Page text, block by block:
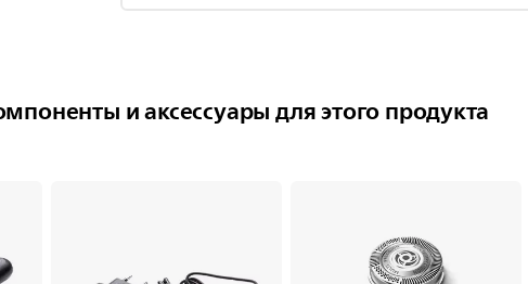
и аксессуары для этого продукта